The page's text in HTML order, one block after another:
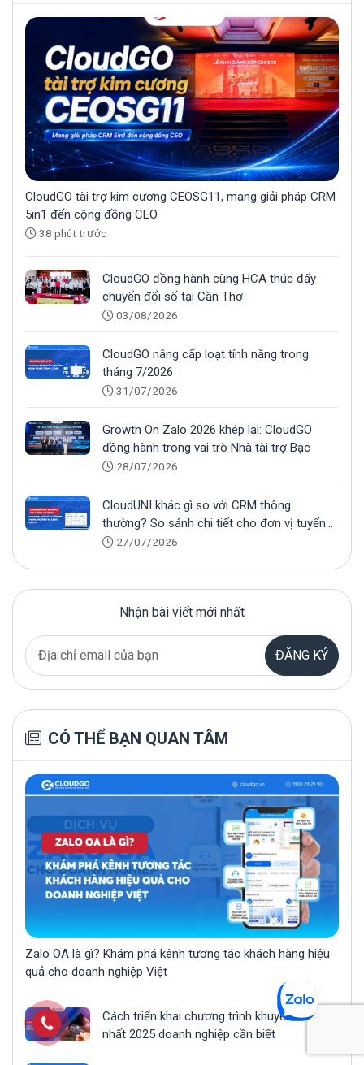
CloudGO tài trợ kim cương CEOSG11, mang giải pháp CRM
5in1 đến cộng đồng CEO
38 phút trước
CloudGO đồng hành cùng HCA thúc đẩy
chuyển đổi số tại Cần Thơ
03/08/2026
CloudGO nâng cấp loạt tính năng trong
tháng 7/2026
31/07/2026
Growth On Zalo 2026 khép lại: CloudGO
đồng hành trong vai trò Nhà tài trợ Bạc
28/07/2026
CloudUNI khác gì so với CRM thông
thường? So sánh chi tiết cho đơn vị tuyển
sinh27/07/2026
Nhận bài viết mới nhất
ĐĂNG KÝ
CÓ THỂ BẠN QUAN TÂM
Zalo OA là gì? Khám phá kênh tương tác khách hàng hiệu
quả cho doanh nghiệp Việt
Cách triển khai chương trình khuyến mãi hot
nhất 2025 doanh nghiệp cần biết